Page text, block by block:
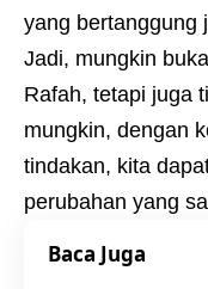
yang bertanggung
Jadi, mungkin
Rafah, tetapi juga
mungkin, dengan
tindakan, kita
perubahan yang
Baca Juga